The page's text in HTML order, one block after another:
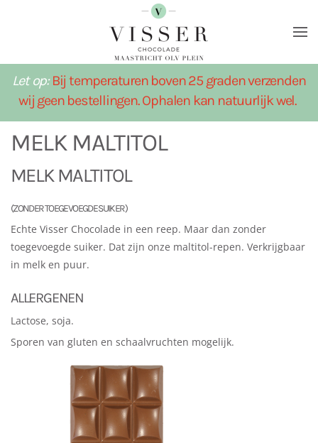
Terug naar hoofdinhoud
Let op:Bij temperaturen boven 25 graden verzenden
wij geen bestellingen. Ophalen kan natuurlijk wel.
MELK MALTITOL
MELK MALTITOL
(ZONDER TOEGEVOEGDE SUIKER)
Echte Visser Chocolade in een reep. Maar dan zonder
toegevoegde suiker. Dat zijn onze maltitol-repen. Verkrijgbaar
in melk en puur.
ALLERGENEN
Lactose, soja.
Sporen van gluten en schaalvruchten mogelijk.